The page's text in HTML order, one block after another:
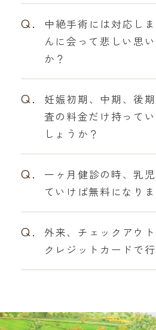
Q.
中絶手術には対応し
んに会って悲しい思
か？
Q.
妊娠初期、中期、後
査の料金だけ持って
しょうか？
Q.
一ヶ月健診の時、乳
ていけば無料になり
Q.
外来、チェックアウ
クレジットカードで